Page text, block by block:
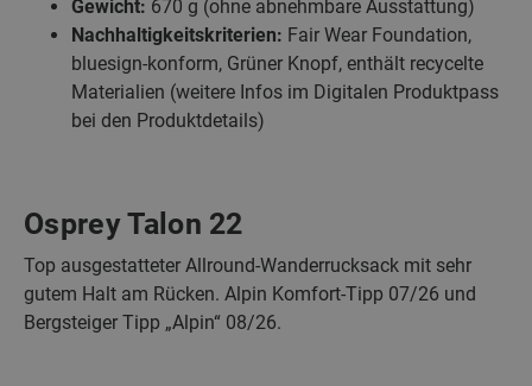
Gewicht: 670 g (ohne abnehmbare Ausstattung)
Nachhaltigkeitskriterien: Fair Wear Foundation,
bluesign-konform, Grüner Knopf, enthält recycelte
Materialien (weitere Infos im Digitalen Produktpass
bei den Produktdetails)
Osprey Talon 22
Top ausgestatteter Allround-Wanderrucksack mit sehr
gutem Halt am Rücken. Alpin Komfort-Tipp 07/26 und
Bergsteiger Tipp „Alpin“ 08/26.